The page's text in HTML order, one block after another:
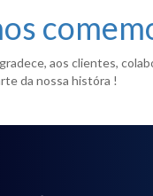
aos clientes,
da nossa históra !